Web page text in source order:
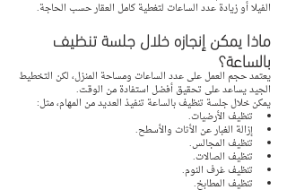
الفيلا أو زيادة عدد الساعات لتغطية كامل العقار حسب الحاجة.
ماذا يمكن إنجازه خلال جلسة تنظيف
بالساعة؟
يعتمد حجم العمل على عدد الساعات ومساحة المنزل، لكن التخطيط
الجيد يساعد على تحقيق أفضل استفادة من الوقت.
يمكن خلال جلسة تنظيف بالساعة تنفيذ العديد من المهام، مثل:
تنظيف الأرضيات.
إزالة الغبار عن الأثاث والأسطح.
تنظيف المجالس.
تنظيف الصالات.
تنظيف غرف النوم.
تنظيف المطابخ.